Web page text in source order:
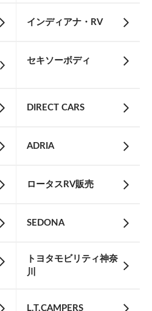
インディアナ・RV
セキソーボディ
DIRECT CARS
ADRIA
ロータスRV販売
SEDONA
トヨタモビリティ神奈
川
L.T.CAMPERS